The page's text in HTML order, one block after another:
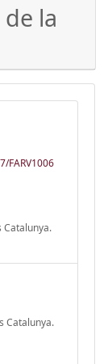
la
FARV1006
Catalunya.
Catalunya.